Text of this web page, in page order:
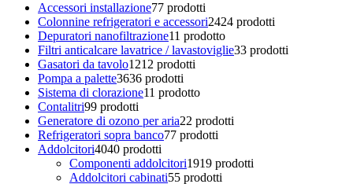
Accessori installazione77 prodotti
Colonnine refrigeratori e accessori2424 prodotti
Depuratori nanofiltrazione11 prodotto
Filtri anticalcare lavatrice / lavastoviglie33 prodotti
Gasatori da tavolo1212 prodotti
Pompa a palette3636 prodotti
Sistema di clorazione11 prodotto
Contalitri99 prodotti
Generatore di ozono per aria22 prodotti
Refrigeratori sopra banco77 prodotti
Addolcitori4040 prodotti
Componenti addolcitori1919 prodotti
Addolcitori cabinati55 prodotti